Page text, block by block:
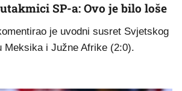
SP-a: Ovo je bilo loše
je uvodni susret Svjetskog
Meksika i Južne Afrike (2:0).